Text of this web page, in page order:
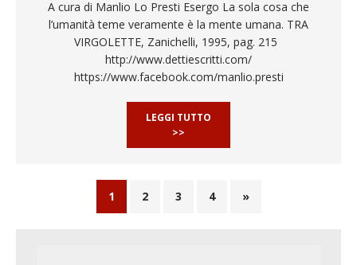
A cura di Manlio Lo Presti Esergo La sola cosa che
l’umanità teme veramente è la mente umana. TRA
VIRGOLETTE, Zanichelli, 1995, pag. 215
http://www.dettiescritti.com/
https://www.facebook.com/manlio.presti
LEGGI TUTTO
>>
1 2 3 4 »